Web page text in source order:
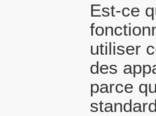
Est-ce
utiliser
des
parce